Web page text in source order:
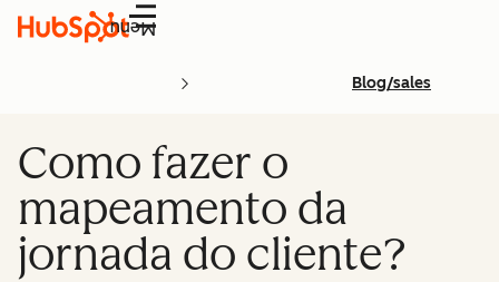
Menu
Blog/sales
Como fazer o
mapeamento da
jornada do cliente?